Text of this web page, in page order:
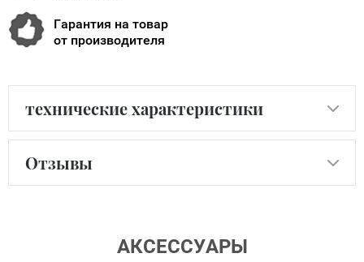
Гарантия на товар
от производителя
технические характеристики
Отзывы
АКСЕССУАРЫ